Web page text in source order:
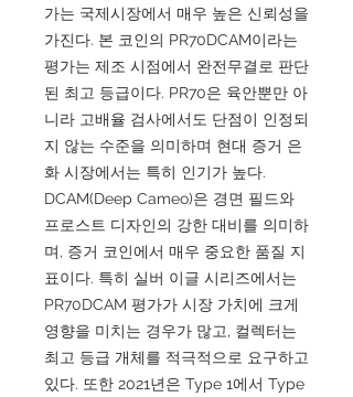
가는 국제시장에서 매우 높은 신뢰성을
가진다. 본 코인의 PR70DCAM이라는
평가는 제조 시점에서 완전무결로 판단
된 최고 등급이다. PR70은 육안뿐만 아
니라 고배율 검사에서도 단점이 인정되
지 않는 수준을 의미하며 현대 증거 은
화 시장에서는 특히 인기가 높다.
DCAM(Deep Cameo)은 경면 필드와
프로스트 디자인의 강한 대비를 의미하
며, 증거 코인에서 매우 중요한 품질 지
표이다. 특히 실버 이글 시리즈에서는
PR70DCAM 평가가 시장 가치에 크게
영향을 미치는 경우가 많고, 컬렉터는
최고 등급 개체를 적극적으로 요구하고
있다. 또한 2021년은 Type 1에서 Type